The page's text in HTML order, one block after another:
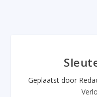
Geplaatst door